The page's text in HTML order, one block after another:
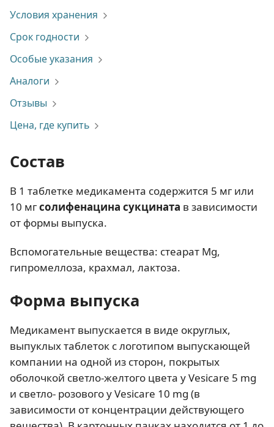
Условия хранения
Срок годности
Особые указания
Аналоги
Отзывы
Цена, где купить
Состав
В 1 таблетке медикамента содержится 5 мг или
10 мгсолифенацина сукцината в зависимости
от формы выпуска.
Вспомогательные вещества: стеарат Mg,
гипромеллоза, крахмал, лактоза.
Форма выпуска
Медикамент выпускается в виде округлых,
выпуклых таблеток с логотипом выпускающей
компании на одной из сторон, покрытых
оболочкой светло-желтого цвета у Vesicare 5 mg
и светло- розового у Vesicare 10 mg (в
зависимости от концентрации действующего